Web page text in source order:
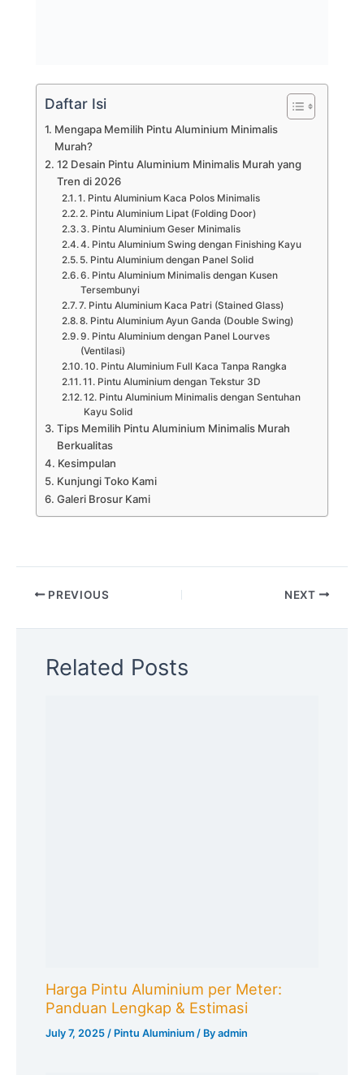
Daftar Isi
Mengapa Memilih Pintu Aluminium Minimalis
Murah?
12 Desain Pintu Aluminium Minimalis Murah yang
Tren di 2026
1. Pintu Aluminium Kaca Polos Minimalis
2. Pintu Aluminium Lipat (Folding Door)
3. Pintu Aluminium Geser Minimalis
4. Pintu Aluminium Swing dengan Finishing Kayu
5. Pintu Aluminium dengan Panel Solid
6. Pintu Aluminium Minimalis dengan Kusen
Tersembunyi
7. Pintu Aluminium Kaca Patri (Stained Glass)
8. Pintu Aluminium Ayun Ganda (Double Swing)
9. Pintu Aluminium dengan Panel Lourves
(Ventilasi)
10. Pintu Aluminium Full Kaca Tanpa Rangka
11. Pintu Aluminium dengan Tekstur 3D
12. Pintu Aluminium Minimalis dengan Sentuhan
Kayu Solid
Tips Memilih Pintu Aluminium Minimalis Murah
Berkualitas
Kesimpulan
Kunjungi Toko Kami
Galeri Brosur Kami
PREVIOUS NEXT
Related Posts
Harga Pintu Aluminium per Meter:
Panduan Lengkap & Estimasi
July 7, 2025 / Pintu Aluminium / Byadmin